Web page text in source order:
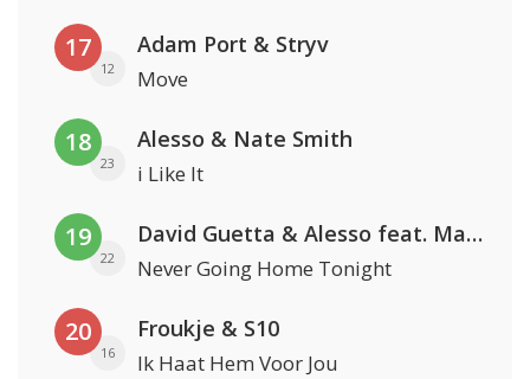
17
12
Adam Port & Stryv
Move
18
23
Alesso & Nate Smith
i Like It
19
22
David Guetta & Alesso feat. Madison Love
Never Going Home Tonight
20
16
Froukje & S10
Ik Haat Hem Voor Jou